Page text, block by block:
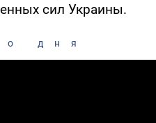
сил Украины.
дня